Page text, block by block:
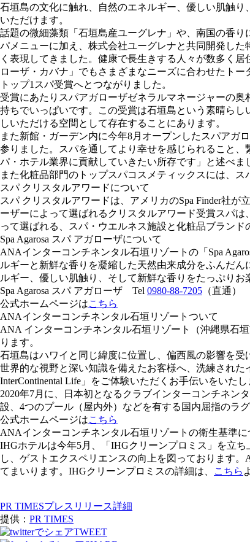
石垣島の文化に触れ、自然のエネルギー、優しい肌触
いただけます。
話題の微細藻類「石垣島産ユーグレナ」や、南国の香
パメニューに加え、株式会社ユーグレナと共同開発し
く表現してきました。健康で長生きする人々が数多く
ローザ・カバナ」でもさまざまなニーズに合わせたト
トップ1スパ受賞へとつながりました。
受賞にあたりスパアガローザゼネラルマネージャーの
持ちでいっぱいです。この受賞は石垣島という素晴ら
しいただける空間として存在することにあります。
また新館・ガーデン内に今年8月オープンしたスパアガ
参りました。スパを通してより幸せを感じられること
パ・ホテル業界に貢献していきたい所存です」と述べま
また化粧品部門のトップスパコスメティックスには、
スパ クリスタルアワードについて
スパ クリスタルアワードは、アメリカのSpa Finder社
ーザーによって選ばれるクリスタルアワード受賞スパ
って選ばれる、スパ・ウエルネス施設と化粧品ブラン
Spa Agarosa スパ アガローザについて
ANAインターコンチネンタル石垣リゾートの「Spa
ルギーと新鮮な香りを凝縮した天然由来成分をふんだ
ルギー、優しい肌触り、そして新鮮な香りをたっぷり
Spa Agarosa スパ アガローザ Tel 0980-88-7205 （直通）
公式ホームページはこちら
ANAインターコンチネンタル石垣リゾートついて
ANA インターコンチネンタル石垣リゾート（沖縄県石垣
ります。
石垣島はハワイと同じ緯度に位置し、偏西風の影響を
世界的な視野と深い知識を備えたお客様へ、洗練され
InterContinental Life」をご体験いただくお手伝いをいたし
2020年7月に、日本初となるクラブインターコンチネン
設、4つのプール（屋内外）などを有する国内屈指のラ
公式ホームページはこちら
ANAインターコンチネンタル石垣リゾートの衛生基準に
IHGホテルは今年5月、「IHGクリーンプロミス」を立
し、ゲストエクスペリエンスの向上を図っております
てまいります。IHGクリーンプロミスの詳細は、
こちら
PR TIMESプレスリリース詳細
提供： PR TIMES
TWEET